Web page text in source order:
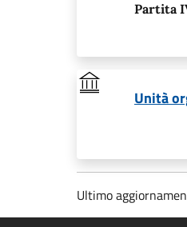
Partita
Unità
Ultimo